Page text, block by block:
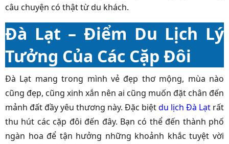
câu chuyện có thật từ du khách.
Đà Lạt – Điểm Du Lịch Lý
Tưởng Của Các Cặp Đôi
Đà Lạt mang trong mình vẻ đẹp thơ mộng, mùa nào
cũng đẹp, cũng xinh xắn nên ai cũng muốn đặt chân đến
mảnh đất đầy yêu thương này. Đặc biệtdu lịch Đà Lạt rất
thu hút các cặp đôi đến đây. Bạn có thể đến thành phố
ngàn hoa để tận hưởng những khoảnh khắc tuyệt vời